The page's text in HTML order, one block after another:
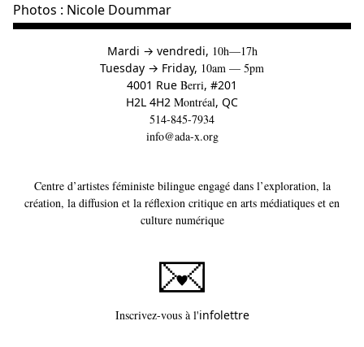
Photos : Nicole Doummar
Mardi →àvendredi, 10h—17h
Tuesday → to
Friday, 10am — 5pm
4001 Rue Berri, #201
H2L 4H2 Montréal, QC
514-845-7934
info@ada-x.org
Centre d’artistes féministe bilingue engagé dans l’exploration, la
création, la diffusion et la réflexion critique en arts médiatiques et en
culture numérique
Inscrivez-vous à l'infolettreCe lien s'ouvrira dans